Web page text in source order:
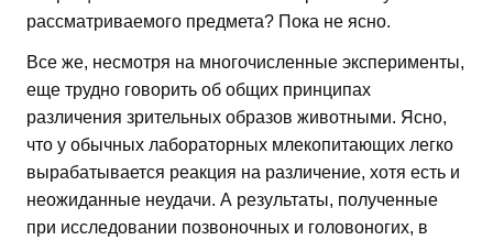
рассматриваемого предмета? Пока не ясно.
Все же, несмотря на многочисленные эксперименты,
еще трудно говорить об общих принципах
различения зрительных образов животными. Ясно,
что у обычных лабораторных млекопитающих легко
вырабатывается реакция на различение, хотя есть и
неожиданные неудачи. А результаты, полученные
при исследовании позвоночных и головоногих, в